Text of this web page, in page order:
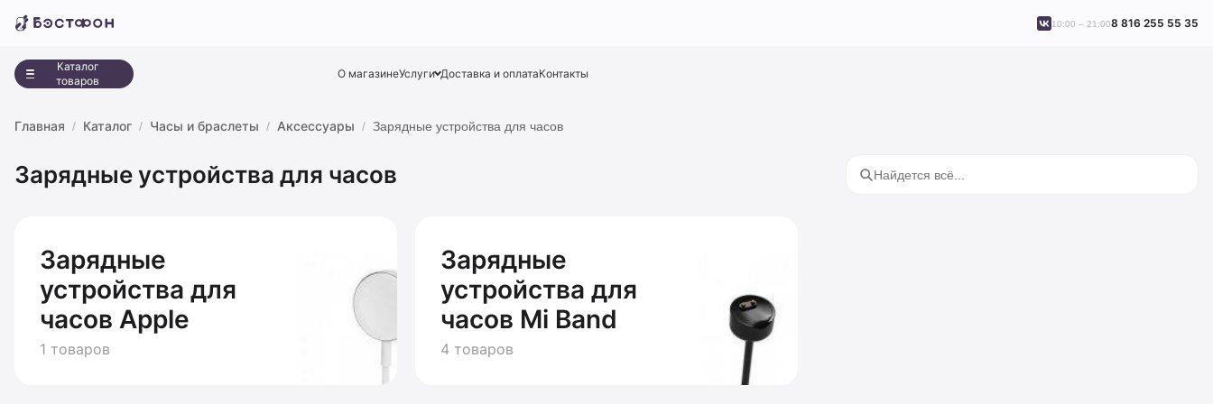
О магазинеУслуги Доставка и оплатаКонтакты
Каталог
товаров
10:00 – 21:008 816 255 55 35
Главная Каталог Часы и браслеты Аксессуары Зарядные устройства для часов
Зарядные устройства для часов
Зарядные
устройства для
часов Apple
1 товаров
Зарядные
устройства для
часов Mi Band
4 товаров